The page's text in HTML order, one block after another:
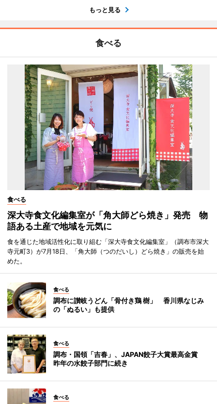
もっと見る
食べる
食べる
深大寺食文化編集室が「角大師どら焼き」発売 物
語ある土産で地域を元気に
食を通じた地域活性化に取り組む「深大寺食文化編集室」（調布市深大
寺元町3）が7月18日、「角大師（つのだいし）どら焼き」の販売を始
めた。
食べる
調布に讃岐うどん「骨付き鶏 樹」 香川県なじみ
の「ぬるい」も提供
食べる
調布・国領「吉春」、JAPAN餃子大賞最高金賞
昨年の水餃子部門に続き
食べる